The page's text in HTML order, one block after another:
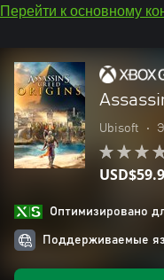
Перейти к основному
Ubisoft •
Оптимизировано
Поддерживаемые